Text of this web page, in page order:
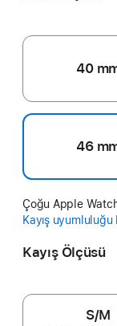
40
46
Çoğu Apple
Kayış
Kayış Ölçüsü
S/M